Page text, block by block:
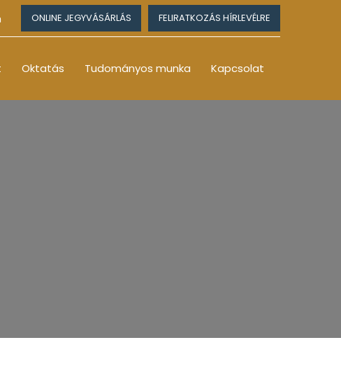
ONLINE JEGYVÁSÁRLÁS FELIRATKOZÁS HÍRLEVÉLRE
Oktatás Tudományos munka Kapcsolat